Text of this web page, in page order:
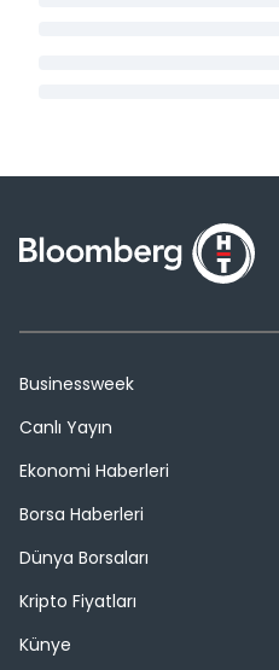
Businessweek
Canlı Yayın
Ekonomi Haberleri
Borsa Haberleri
Dünya Borsaları
Kripto Fiyatları
Künye